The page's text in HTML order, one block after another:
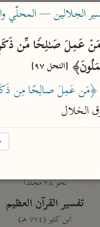
بحث
characters for
نحو ٢٨ مجلدًا
تفسير القرآن العظيم
ابن كثير (٧٧٤ هـ)
الجلالين — المحلّي والسيوطي
[النحل ٩٧]
﴿مَن عَمِلَ صالِحًا مِن ذَكَر
الحَلال